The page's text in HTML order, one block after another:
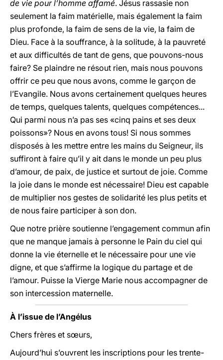
de vie pour l’homme affamé. Jésus rassasie non
seulement la faim matérielle, mais également la faim
plus profonde, la faim de sens de la vie, la faim de
Dieu. Face à la souffrance, à la solitude, à la pauvreté
et aux difficultés de tant de gens, que pouvons-nous
faire? Se plaindre ne résout rien, mais nous pouvons
offrir ce peu que nous avons, comme le garçon de
l’Evangile. Nous avons certainement quelques heures
de temps, quelques talents, quelques compétences...
Qui parmi nous n’a pas ses «cinq pains et ses deux
poissons»? Nous en avons tous! Si nous sommes
disposés à les mettre entre les mains du Seigneur, ils
suffiront à faire qu’il y ait dans le monde un peu plus
d’amour, de paix, de justice et surtout de joie. Comme
la joie dans le monde est nécessaire! Dieu est capable
de multiplier nos gestes de solidarité les plus petits et
de nous faire participer à son don.
Que notre prière soutienne l’engagement commun afin
que ne manque jamais à personne le Pain du ciel qui
donne la vie éternelle et le nécessaire pour une vie
digne, et que s’affirme la logique du partage et de
l’amour. Puisse la Vierge Marie nous accompagner de
son intercession maternelle.
À l’issue de l’Angélus
Chers frères et sœurs,
Aujourd’hui s’ouvrent les inscriptions pour les trente-